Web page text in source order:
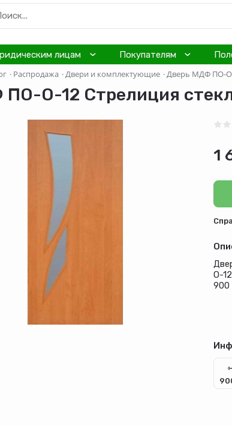
лицам Покупателям
· Распродажа ·Двери и комплектующие ·Дверь МДФ ПО-О-
О-12 Стрелиция
1
О-
900